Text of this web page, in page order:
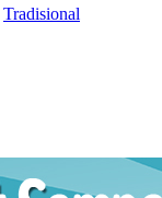
Tradisional